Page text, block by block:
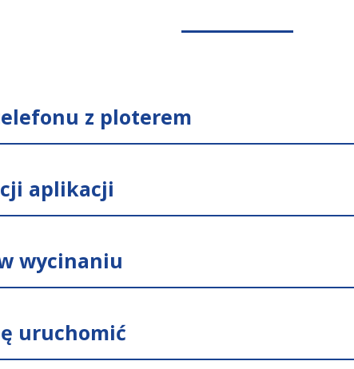
z ploterem
aplikacji
wycinaniu
uruchomić